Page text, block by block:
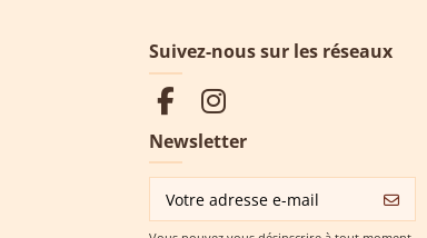
Suivez-nous sur les réseaux
Newsletter